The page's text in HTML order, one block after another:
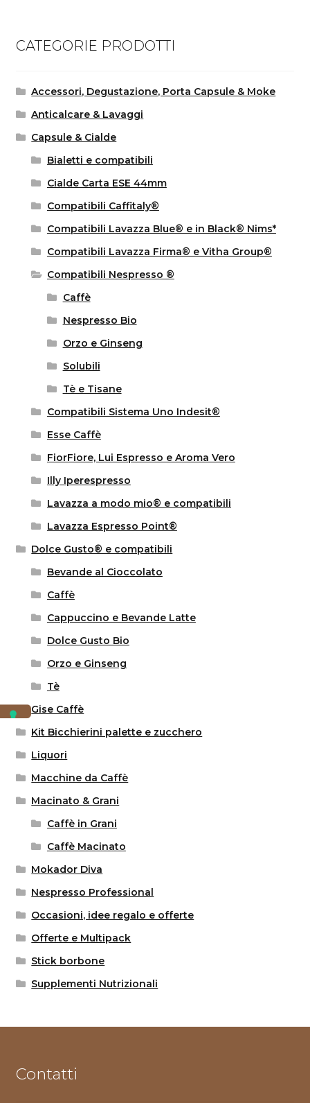
CATEGORIE PRODOTTI
Accessori, Degustazione, Porta Capsule & Moke
Anticalcare & Lavaggi
Capsule & Cialde
Bialetti e compatibili
Cialde Carta ESE 44mm
Compatibili Caffitaly®
Compatibili Lavazza Blue® e in Black® Nims*
Compatibili Lavazza Firma® e Vitha Group®
Compatibili Nespresso ®
Caffè
Nespresso Bio
Orzo e Ginseng
Solubili
Tè e Tisane
Compatibili Sistema Uno Indesit®
Esse Caffè
FiorFiore, Lui Espresso e Aroma Vero
Illy Iperespresso
Lavazza a modo mio® e compatibili
Lavazza Espresso Point®
Dolce Gusto® e compatibili
Bevande al Cioccolato
Caffè
Cappuccino e Bevande Latte
Dolce Gusto Bio
Orzo e Ginseng
Tè
Gise Caffè
Kit Bicchierini palette e zucchero
Liquori
Macchine da Caffè
Macinato & Grani
Caffè in Grani
Caffè Macinato
Mokador Diva
Nespresso Professional
Occasioni, idee regalo e offerte
Offerte e Multipack
Stick borbone
Supplementi Nutrizionali
Contatti